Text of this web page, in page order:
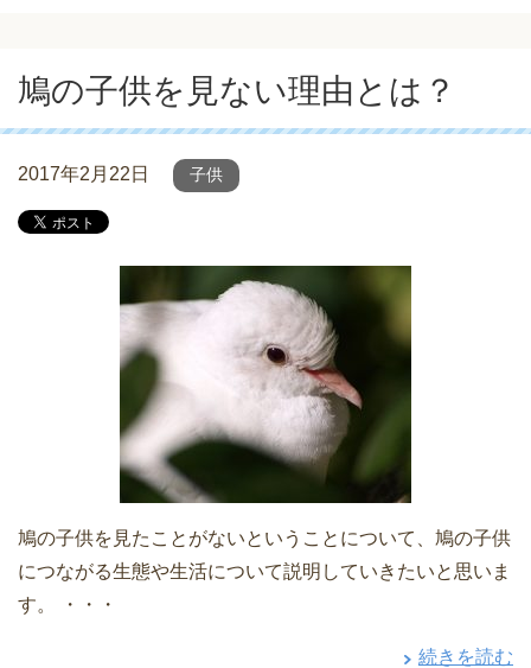
鳩の子供を見ない理由とは？
2017年2月22日 子供
鳩の子供を見たことがないということについて、鳩の子供
につながる生態や生活について説明していきたいと思いま
す。 ・・・
続きを読む